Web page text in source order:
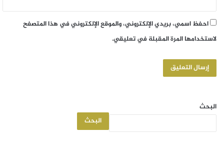
احفظ اسمي، بريدي الإلكتروني، والموقع الإلكتروني في هذا المتصفح
لاستخدامها المرة المقبلة في تعليقي.
البحث
البحث